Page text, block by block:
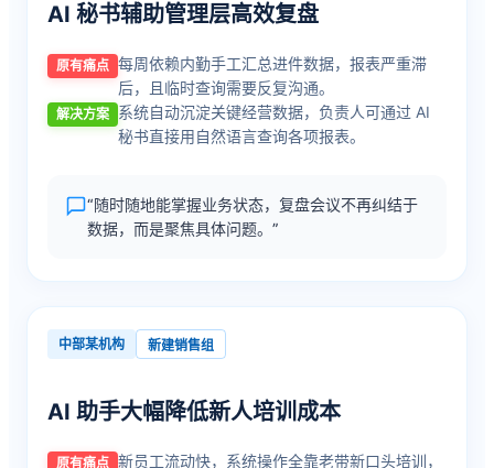
AI 秘书辅助管理层高效复盘
原有痛点 每周依赖内勤手工汇总进件数据，报表严重滞
后，且临时查询需要反复沟通。
解决方案 系统自动沉淀关键经营数据，负责人可通过 AI
秘书直接用自然语言查询各项报表。
“随时随地能掌握业务状态，复盘会议不再纠结于
数据，而是聚焦具体问题。”
中部某机构 新建销售组
AI 助手大幅降低新人培训成本
原有痛点 新员工流动快，系统操作全靠老带新口头培训，